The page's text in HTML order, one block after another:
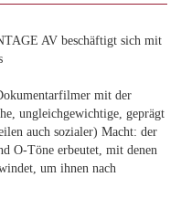
AV beschäftigt sich mit
mit der
ungleichgewichtige, geprägt
auch sozialer) Macht: der
O-Töne erbeutet, mit denen
um ihnen nach